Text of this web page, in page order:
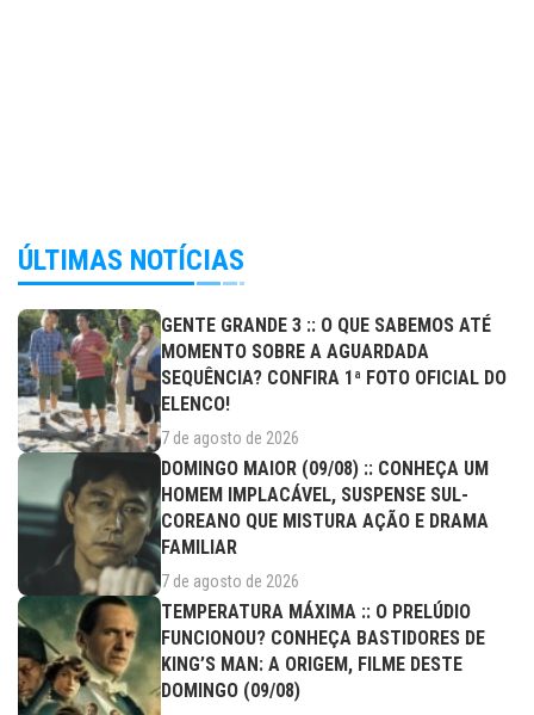
ÚLTIMAS NOTÍCIAS
GENTE GRANDE 3 :: O QUE SABEMOS ATÉ
MOMENTO SOBRE A AGUARDADA
SEQUÊNCIA? CONFIRA 1ª FOTO OFICIAL DO
ELENCO!
7 de agosto de 2026
DOMINGO MAIOR (09/08) :: CONHEÇA UM
HOMEM IMPLACÁVEL, SUSPENSE SUL-
COREANO QUE MISTURA AÇÃO E DRAMA
FAMILIAR
7 de agosto de 2026
TEMPERATURA MÁXIMA :: O PRELÚDIO
FUNCIONOU? CONHEÇA BASTIDORES DE
KING’S MAN: A ORIGEM, FILME DESTE
DOMINGO (09/08)